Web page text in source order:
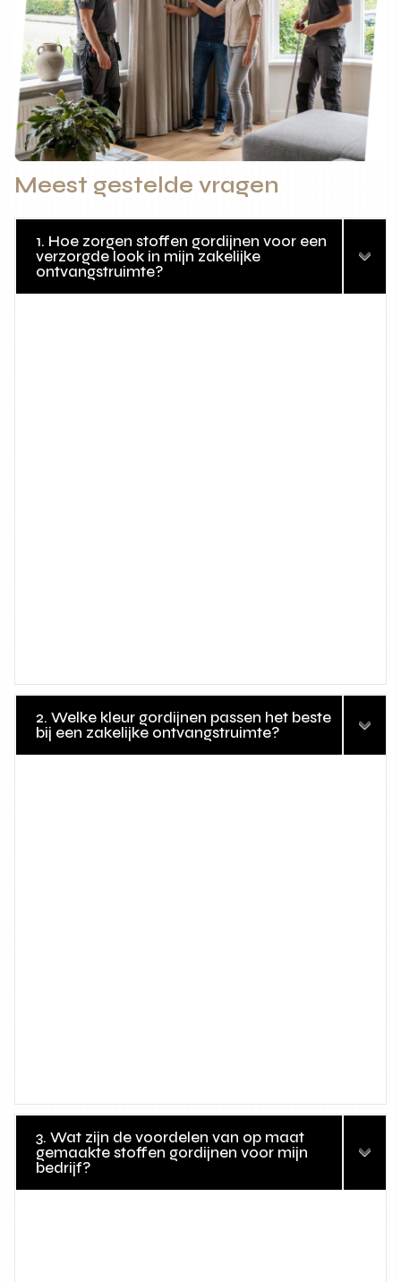
Meest gestelde vragen
1. Hoe zorgen stoffen gordijnen voor een
verzorgde look in mijn zakelijke
ontvangstruimte?
2. Welke kleur gordijnen passen het beste
bij een zakelijke ontvangstruimte?
3. Wat zijn de voordelen van op maat
gemaakte stoffen gordijnen voor mijn
bedrijf?